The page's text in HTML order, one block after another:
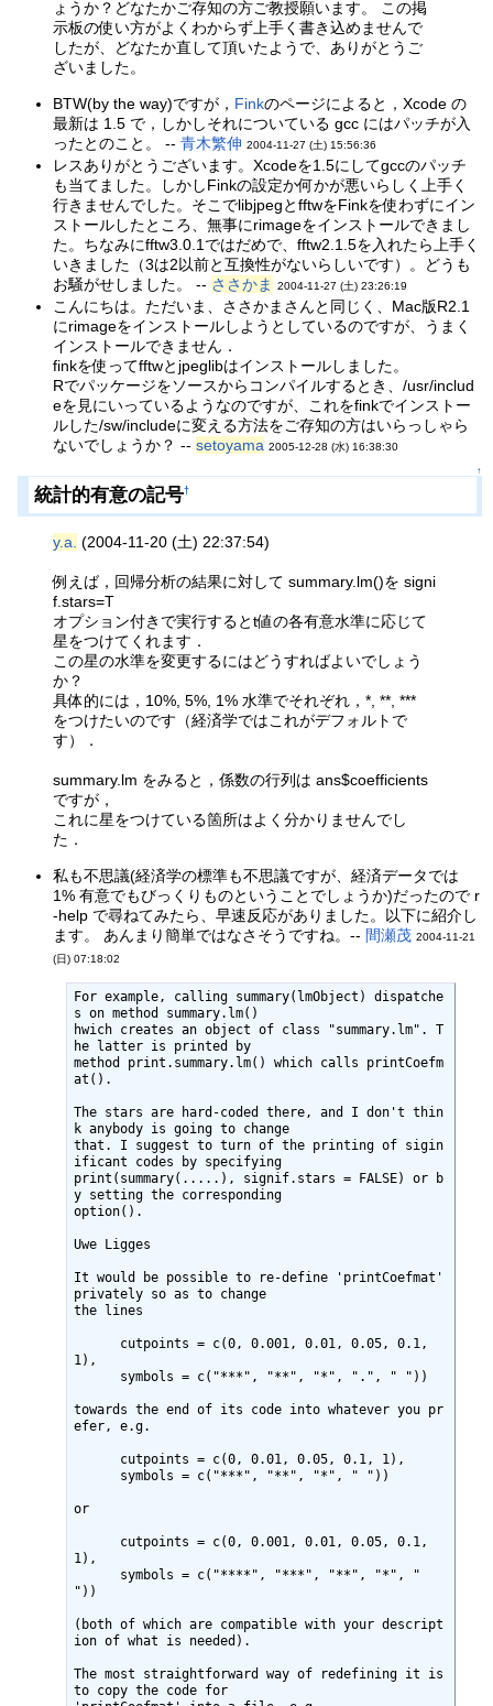
ょうか？どなたかご存知の方ご教授願います。 この掲
示板の使い方がよくわからず上手く書き込めませんで
したが、どなたか直して頂いたようで、ありがとうご
ざいました。
BTW(by the way)ですが， Finkのページによると，Xcode の
最新は 1.5 で，しかしそれについている gcc にはパッチが入
ったとのこと。 --青木繁伸 2004-11-27 (土) 15:56:36
レスありがとうございます。Xcodeを1.5にしてgccのパッチ
も当てました。しかしFinkの設定か何かが悪いらしく上手く
行きませんでした。そこでlibjpegとfftwをFinkを使わずにイン
ストールしたところ、無事にrimageをインストールできまし
た。ちなみにfftw3.0.1ではだめで、fftw2.1.5を入れたら上手く
いきました（3は2以前と互換性がないらしいです）。どうも
お騒がせしました。 -- ささかま 2004-11-27 (土) 23:26:19
こんにちは。ただいま、ささかまさんと同じく、Mac版R2.1
にrimageをインストールしようとしているのですが、うまく
インストールできません．
finkを使ってfftwとjpeglibはインストールしました。
Rでパッケージをソースからコンパイルするとき、/usr/includ
eを見にいっているようなのですが、これをfinkでインストー
ルした/sw/includeに変える方法をご存知の方はいらっしゃら
ないでしょうか？ --setoyama 2005-12-28 (水) 16:38:30
↑
統計的有意の記号†
y.a. (2004-11-20 (土) 22:37:54)
例えば，回帰分析の結果に対して summary.lm()を signi
f.stars=T
オプション付きで実行するとt値の各有意水準に応じて
星をつけてくれます．
この星の水準を変更するにはどうすればよいでしょう
か？
具体的には，10%, 5%, 1% 水準でそれぞれ，*, **, ***
をつけたいのです（経済学ではこれがデフォルトで
す）．
summary.lm をみると，係数の行列は ans$coefficients
ですが，
これに星をつけている箇所はよく分かりませんでし
た．
私も不思議(経済学の標準も不思議ですが、経済データでは
1% 有意でもびっくりものということでしょうか)だったので r
-help で尋ねてみたら、早速反応がありました。以下に紹介し
ます。 あんまり簡単ではなさそうですね。-- 間瀬茂 2004-11-21
(日) 07:18:02
For example, calling summary(lmObject) dispatche
s on method summary.lm()
hwich creates an object of class "summary.lm". T
he latter is printed by
method print.summary.lm() which calls printCoefm
at().
The stars are hard-coded there, and I don't thin
k anybody is going to change
that. I suggest to turn of the printing of sigin
ificant codes by specifying
print(summary(.....), signif.stars = FALSE) or b
y setting the corresponding
option().
Uwe Ligges
It would be possible to re-define 'printCoefmat'
privately so as to change
the lines
1),
towards the end of its code into whatever you pr
efer, e.g.
or
1),
"))
(both of which are compatible with your descript
ion of what is needed).
The most straightforward way of redefining it is
to copy the code for